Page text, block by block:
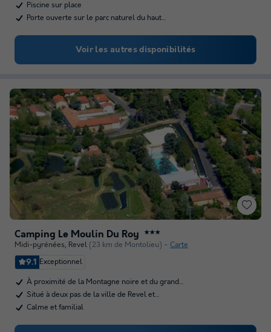
Piscine sur place
Porte ouverte sur le parc naturel du haut…
Voir les autres disponibilités
Camping Le Moulin Du Roy ★★★
Midi-pyrénées, Revel (23 km de Montolieu) Carte
9.1 Exceptionnel
À proximité de la Montagne noire et du grand…
Situé à deux pas de la ville de Revel et…
Calme et familial